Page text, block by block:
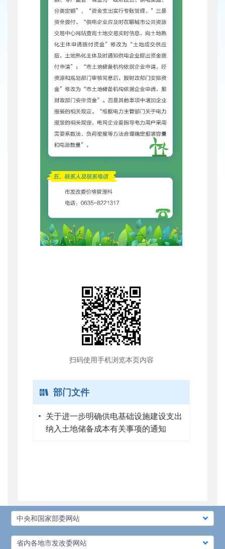
扫码使用手机浏览本页内容
部门文件
关于进一步明确供电基础设施建设支出
纳入土地储备成本有关事项的通知
中央和国家部委网站
省内各地市发改委网站